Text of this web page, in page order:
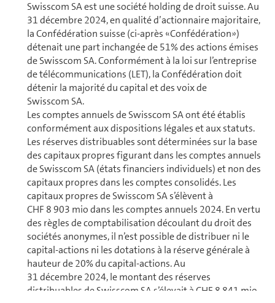
Swisscom SA est une société holding de droit suisse. Au
31 décembre 2024, en qualité d’actionnaire ma­jo­ri­taire,
la Confédération suisse (ci-après «Confédération»)
détenait une part inchangée de 51% des actions émises
de Swisscom SA. Confor­mé­ment à la loi sur l’en­tre­prise
de té­lé­com­mu­ni­ca­tions (LET), la Confédération doit
détenir la majorité du capital et des voix de
Swisscom SA.
Les comptes annuels de Swisscom SA ont été établis
conformément aux dis­po­si­tions légales et aux statuts.
Les réserves distribuables sont déterminées sur la base
des capitaux propres figurant dans les comptes annuels
de Swisscom SA (états fi­nan­ciers in­di­vi­duels) et non des
capitaux propres dans les comptes conso­li­dés. Les
capitaux propres de Swisscom SA s’élèvent à
CHF 8 903 mio dans les comptes annuels 2024. En vertu
des règles de comp­ta­bi­li­sa­tion découlant du droit des
sociétés anonymes, il n’est possible de distribuer ni le
capital-actions ni les dotations à la réserve gé­né­rale à
hauteur de 20% du capital-actions. Au
31 décembre 2024, le montant des réserves
distribuables de Swisscom SA s’élevait à CHF 8 841 mio.